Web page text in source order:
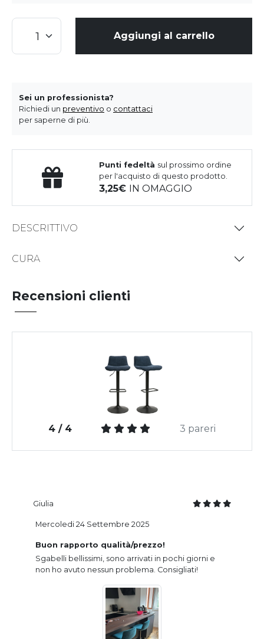
Aggiungi al carrello
Sei un professionista?
Richiedi un preventivo o contattaci
per saperne di più.
Punti fedeltà sul prossimo ordine
per l'acquisto di questo prodotto.
3,25 IN OMAGGIO
DESCRITTIVO
CURA
Recensioni clienti
4 / 4 3 pareri
Giulia
Buon rapporto qualità/prezzo!
Sgabelli bellissimi, sono arrivati in pochi giorni e
non ho avuto nessun problema. Consigliati!
Mercoledi 24 Settembre 2025